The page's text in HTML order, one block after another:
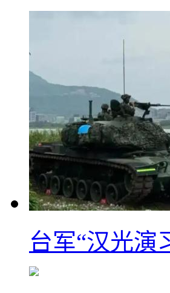
台军“汉光演